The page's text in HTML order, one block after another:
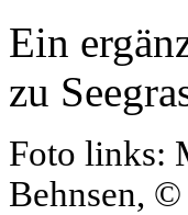
Ein
zu
Foto links:
Behnsen,